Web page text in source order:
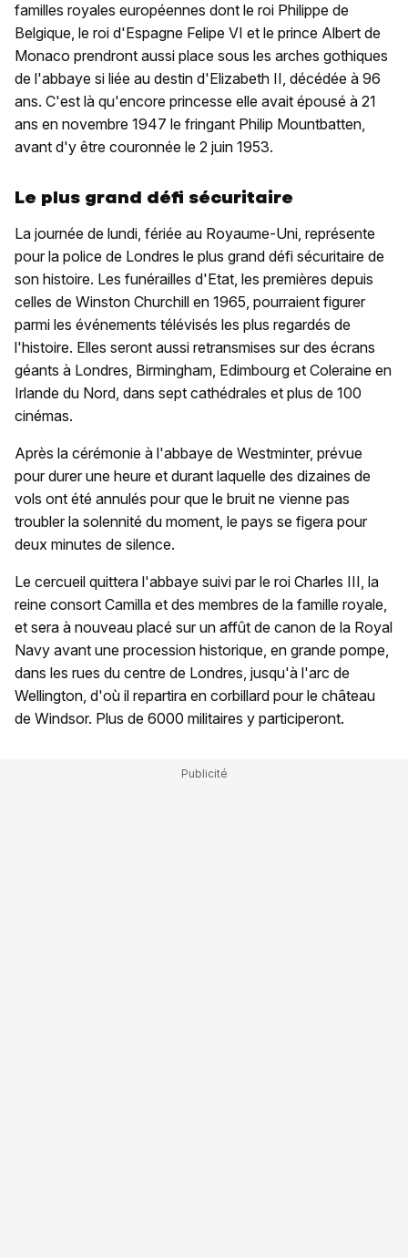
familles royales européennes dont le roi Philippe de
Belgique, le roi d'Espagne Felipe VI et le prince Albert de
Monaco prendront aussi place sous les arches gothiques
de l'abbaye si liée au destin d'Elizabeth II, décédée à 96
ans. C'est là qu'encore princesse elle avait épousé à 21
ans en novembre 1947 le fringant Philip Mountbatten,
avant d'y être couronnée le 2 juin 1953.
Le plus grand défi sécuritaire
La journée de lundi, fériée au Royaume-Uni, représente
pour la police de Londres le plus grand défi sécuritaire de
son histoire. Les funérailles d'Etat, les premières depuis
celles de Winston Churchill en 1965, pourraient figurer
parmi les événements télévisés les plus regardés de
l'histoire. Elles seront aussi retransmises sur des écrans
géants à Londres, Birmingham, Edimbourg et Coleraine en
Irlande du Nord, dans sept cathédrales et plus de 100
cinémas.
Après la cérémonie à l'abbaye de Westminter, prévue
pour durer une heure et durant laquelle des dizaines de
vols ont été annulés pour que le bruit ne vienne pas
troubler la solennité du moment, le pays se figera pour
deux minutes de silence.
Le cercueil quittera l'abbaye suivi par le roi Charles III, la
reine consort Camilla et des membres de la famille royale,
et sera à nouveau placé sur un affût de canon de la Royal
Navy avant une procession historique, en grande pompe,
dans les rues du centre de Londres, jusqu'à l'arc de
Wellington, d'où il repartira en corbillard pour le château
de Windsor. Plus de 6000 militaires y participeront.